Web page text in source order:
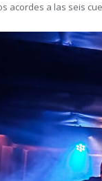
acordes a las seis